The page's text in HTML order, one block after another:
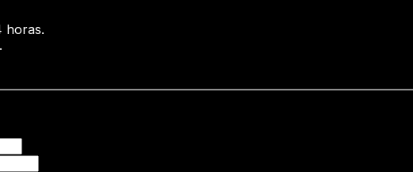
horas.